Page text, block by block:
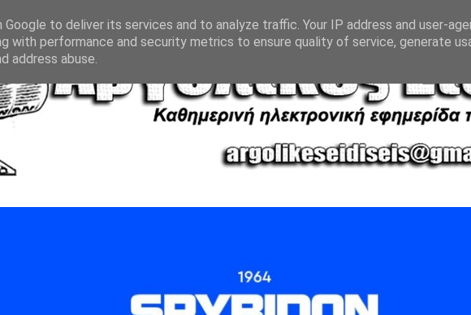
to deliver its services and to analyze traffic. Your IP address and user-
with performance and security metrics to ensure quality of service, generate
address abuse.